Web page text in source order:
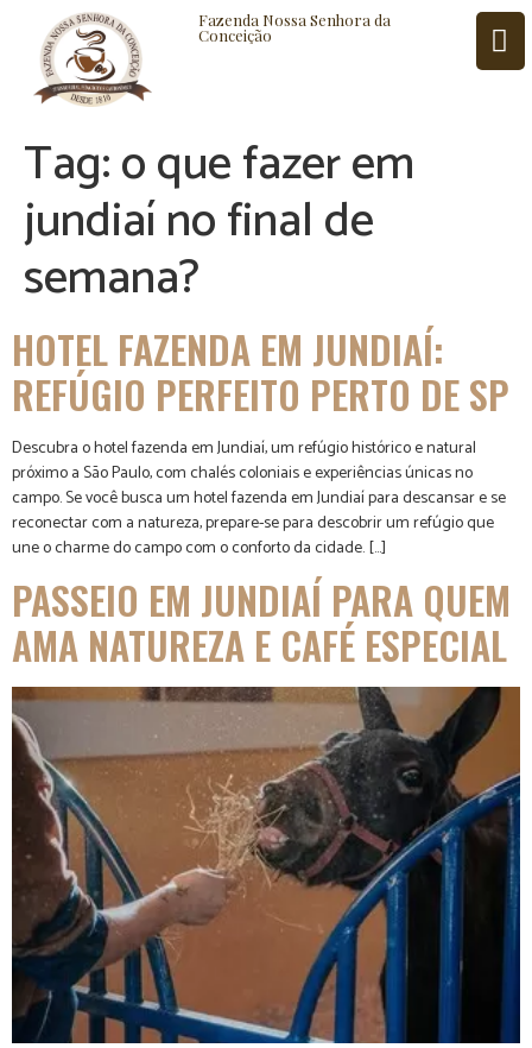
Fazenda Nossa Senhora da
Conceição
BLOG CONTATO
Tag:o que fazer em
jundiaí no final de
semana?
HOTEL FAZENDA EM JUNDIAÍ:
REFÚGIO PERFEITO PERTO DE SP
Descubra o hotel fazenda em Jundiaí, um refúgio histórico e natural
próximo a São Paulo, com chalés coloniais e experiências únicas no
campo. Se você busca um hotel fazenda em Jundiaí para descansar e se
reconectar com a natureza, prepare-se para descobrir um refúgio que
une o charme do campo com o conforto da cidade. […]
PASSEIO EM JUNDIAÍ PARA QUEM
AMA NATUREZA E CAFÉ ESPECIAL